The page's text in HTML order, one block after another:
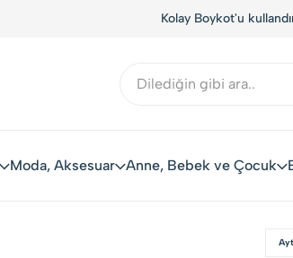
Yerli
Moda, Aksesuar Anne, Bebek ve Çocuk